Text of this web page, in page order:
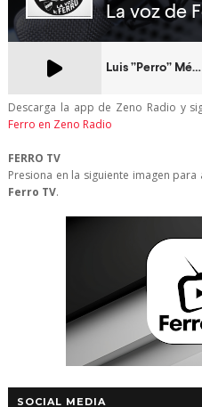
Descarga la app de Zeno Radio y
Ferro en Zeno Radio
FERRO TV
Presiona en la siguiente imagen
Ferro TV.
SOCIAL MEDIA